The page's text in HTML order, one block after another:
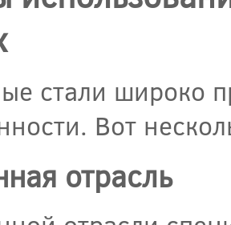
стали широко
Вот
отрасль